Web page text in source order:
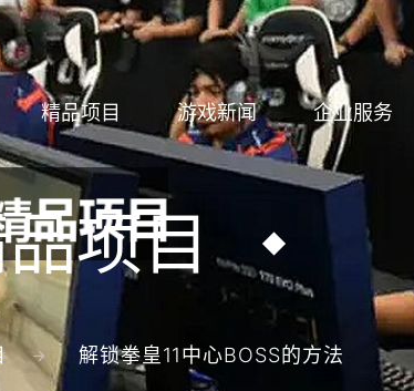
精品项目 游戏新闻 企业服务
项目
解锁拳皇11中心BOSS的方法